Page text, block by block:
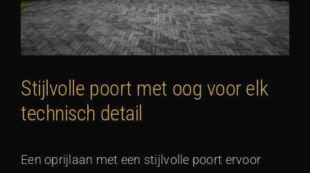
Stijlvolle poort met oog voor elk
technisch detail
Een oprijlaan met een stijlvolle poort ervoor